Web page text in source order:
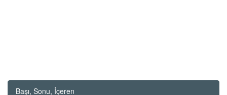
Başı, Sonu, İçeren